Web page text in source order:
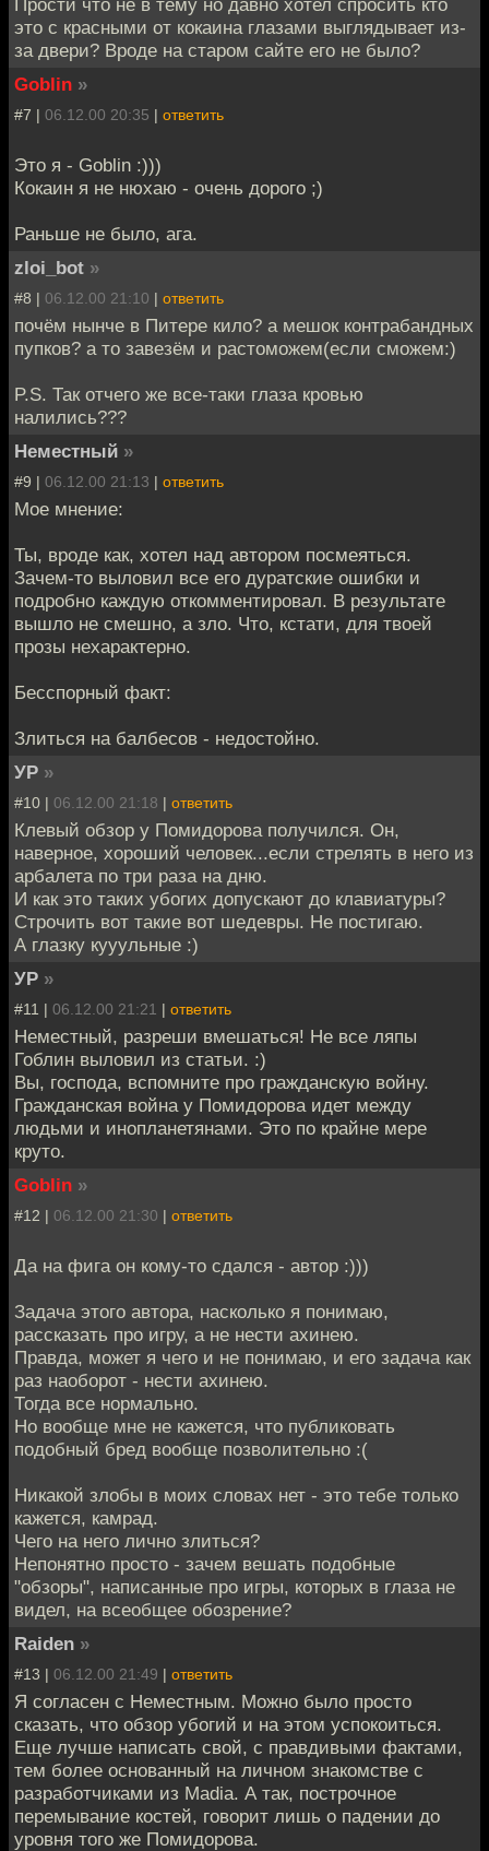
это с красными от кокаина глазами выглядывает из-
за двери? Вроде на старом сайте его не было?
Goblin »
#7 | 06.12.00 20:35 | ответить
Это я - Goblin :)))
Кокаин я не нюхаю - очень дорого ;)
Раньше не было, ага.
zloi_bot »
#8 | 06.12.00 21:10 | ответить
почём нынче в Питере кило? а мешок контрабандных
пупков? а то завезём и растоможем(если сможем:)
P.S. Так отчего же все-таки глаза кровью
налились???
Неместный »
#9 | 06.12.00 21:13 | ответить
Мое мнение:
Ты, вроде как, хотел над автором посмеяться.
Зачем-то выловил все его дуратские ошибки и
подробно каждую откомментировал. В результате
вышло не смешно, а зло. Что, кстати, для твоей
прозы нехарактерно.
Бесспорный факт:
Злиться на балбесов - недостойно.
УР »
#10 | 06.12.00 21:18 | ответить
Клевый обзор у Помидорова получился. Он,
наверное, хороший человек...если стрелять в него из
арбалета по три раза на дню.
И как это таких убогих допускают до клавиатуры?
Строчить вот такие вот шедевры. Не постигаю.
А глазку кууульные :)
УР »
#11 | 06.12.00 21:21 | ответить
Неместный, разреши вмешаться! Не все ляпы
Гоблин выловил из статьи. :)
Вы, господа, вспомните про гражданскую войну.
Гражданская война у Помидорова идет между
людьми и инопланетянами. Это по крайне мере
круто.
Goblin »
#12 | 06.12.00 21:30 | ответить
Да на фига он кому-то сдался - автор :)))
Задача этого автора, насколько я понимаю,
рассказать про игру, а не нести ахинею.
Правда, может я чего и не понимаю, и его задача как
раз наоборот - нести ахинею.
Тогда все нормально.
Но вообще мне не кажется, что публиковать
подобный бред вообще позволительно :(
Никакой злобы в моих словах нет - это тебе только
кажется, камрад.
Чего на него лично злиться?
Непонятно просто - зачем вешать подобные
"обзоры", написанные про игры, которых в глаза не
видел, на всеобщее обозрение?
Raiden »
#13 | 06.12.00 21:49 | ответить
Я согласен с Неместным. Можно было просто
сказать, что обзор убогий и на этом успокоиться.
Еще лучше написать свой, с правдивыми фактами,
тем более основанный на личном знакомстве с
разработчиками из Madia. А так, построчное
перемывание костей, говорит лишь о падении до
уровня того же Помидорова.